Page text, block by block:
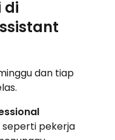
di
dan tiap
seperti pekerja